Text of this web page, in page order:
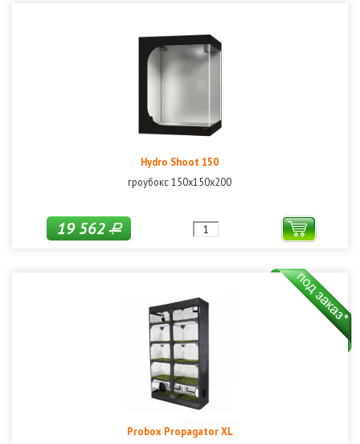
Hydro Shoot 150
гроубокс 150х150х200
19 562Р
Probox Propagator XL